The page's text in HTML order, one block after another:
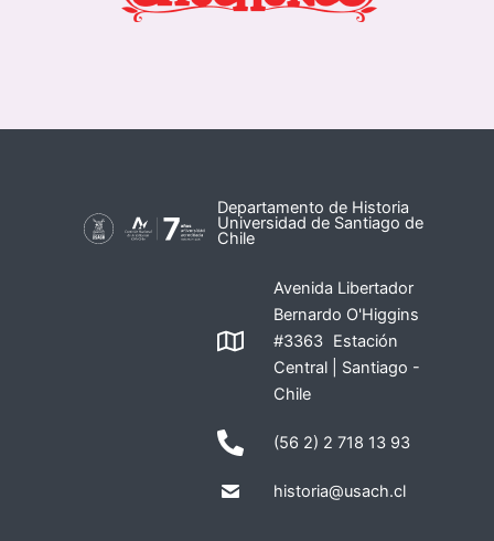
Departamento de Historia
Universidad de Santiago de
Chile
Avenida Libertador
Bernardo O'Higgins
#3363 Estación
Central | Santiago -
Chile
(56 2) 2 718 13 93
historia@usach.cl